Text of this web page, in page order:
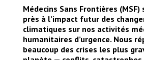
affected many displaced people,
coastal parts of the city living in
shelters and sites. Widespread
exacerbated pre-existing
remaining stagnant flood waters
outbreaks of waterborne or water
Médecins Sans Frontières (MSF)
près à l’impact futur des
climatiques sur nos activités
humanitaires d’urgence. Nous
beaucoup des crises les plus